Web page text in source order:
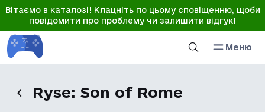
Вітаємо в каталозі! Клацніть по цьому сповіщенню, щоби
повідомити про проблему чи залишити відгук!
Меню
Ryse: Son of Rome